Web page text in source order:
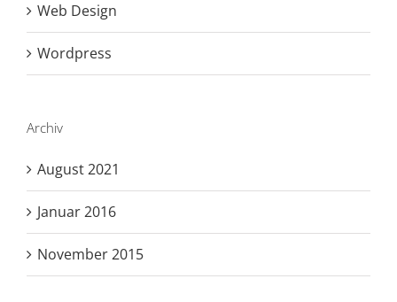
Web Design
Wordpress
Archiv
August 2021
Januar 2016
November 2015